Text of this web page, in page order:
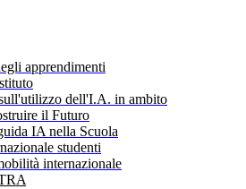
apprendimenti
dell'I.A. in ambito
il Futuro
IA nella Scuola
studenti
internazionale